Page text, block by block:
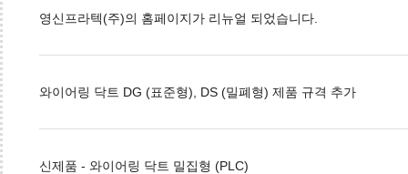
영신프라텍(주)의 홈페이지가 리뉴얼 되었습니다.
와이어링 닥트 DG (표준형), DS (밀폐형) 제품 규격 추가
신제품 - 와이어링 닥트 밀집형 (PLC)